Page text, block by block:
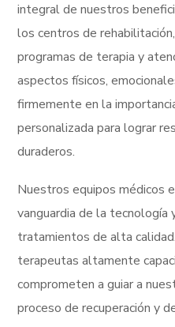
integral de nuestros
los centros de
programas de terapia y
aspectos físicos,
firmemente en la
personalizada para lograr
duraderos.
Nuestros equipos médicos
vanguardia de la tecnología
tratamientos de alta
terapeutas altamente
comprometen a guiar a
proceso de recuperación y